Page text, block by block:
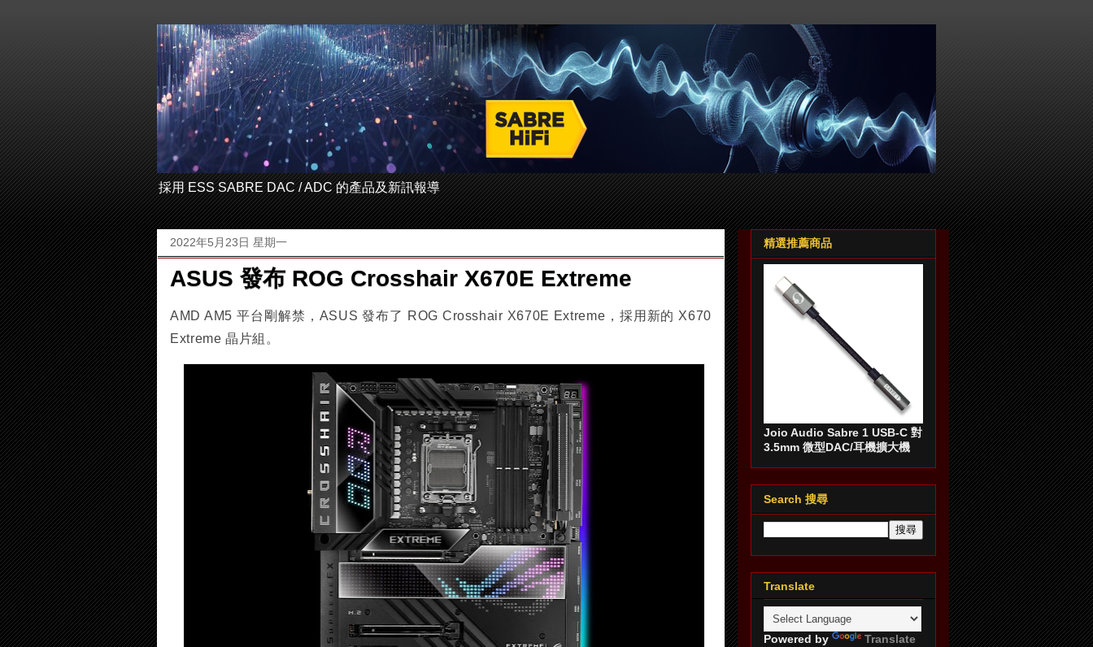
採用 ESS SABRE DAC / ADC 的產品及新訊報導
2022年5月23日 星期一
ASUS 發布 ROG Crosshair X670E Extreme
AMD AM5 平台剛解禁，ASUS 發布了 ROG Crosshair X670E Extreme，採用新的 X670
Extreme 晶片組。
精選推薦商品
Joio Audio Sabre 1 USB-C 對
3.5mm 微型DAC/耳機擴大機
Search 搜尋
Translate
Powered by Translate